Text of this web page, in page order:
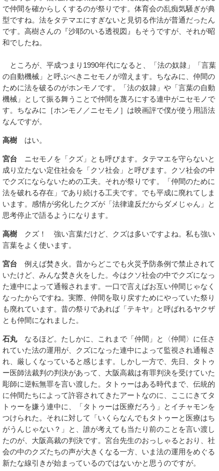
で仲間を確からしくするのが祭りです。体育会の乱痴気騒ぎが典
型ですね。法をタテマエにすぎないと見切る作法が普通だったん
です。高樹さんの『沙耶のいる透視図』もそうですが、それが昭
和でしたね。
ところが、平成つまり1990年代になると、「法の奴隷」「言葉
の自動機械」と呼ぶべきニセモノが増えます。ちなみに、仲間の
ために法を破るのがホンモノです。「法の奴隷」や「言葉の自動
機械」として振る舞うことで仲間を蔑ろにする連中がニセモノで
す。ちなみに［ホンモノ／ニセモノ］は映画評で僕が使う用語法
なんですが。
高樹 はい。
宮台 ニセモノを「クズ」とも呼びます。タテマエを守らないと
成り立たない定住社会を「クソ社会」と呼びます。クソ社会の中
でクズにならないための工夫。それが祭りです。「仲間のために
法を破れる存在」であり続ける工夫です。でも平成に廃れてしま
います。感情が劣化したクズが「法律違反だからダメじゃん」と
思考停止で語るようになります。
高樹 クズ！ 強い言葉だけど、クズは多いですよね。私も強い
言葉をよく使います。
宮台 例えば焚き火。昔からどこでも火災予防条例で禁止されて
いたけど、みんな焚き火をした。今はクソ社会の中でクズになっ
た連中によって通報されます。一口で言えばお互い仲間じゃなく
なったからですね。実際、仲間を取り戻すためにやっていた祭り
も廃れています。昔の祭りであれば「テキヤ」と呼ばれるヤクザ
とも仲間になれました。
石丸なるほど。たしかに、これまで「仲間」と〈仲間〉に任さ
れていた法の運用が、クズになった連中によって監視され通報さ
れ、厳しくなっていると感じます。しかし一方で、先日、タトゥ
ー医師法裁判の判決があって、大阪高裁は有罪判決を受けていた
彫師に逆転無罪を言い渡した。タトゥーはある時代まで、伝統的
に仲間たちによって許容されてきたアートなのに、ここにきてタ
トゥーを嫌う連中に、「タトゥーは医療だろう」とイチャモンを
つけられた。それに対して「いくらなんでもタトゥーと医療はち
がうんじゃない？」と、誰が考えても当たり前のことを言い渡し
たのが、大阪高裁の判決です。宮台先生のおっしゃるとおり、社
会の中のクズたちの声が大きくなる一方、いま法の運用をめぐる
新たな線引きが始まっているのではないかと思うのですが。